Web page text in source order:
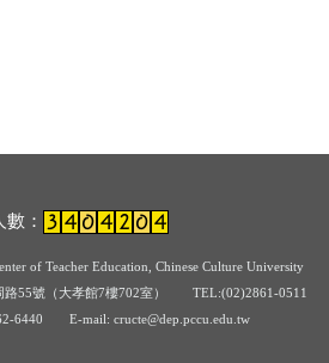
：
of Teacher Education, Chinese Culture University
路55號（大孝館7樓702室） TEL:(02)2861-0511
6440 E-mail: cructe@dep.pccu.edu.tw